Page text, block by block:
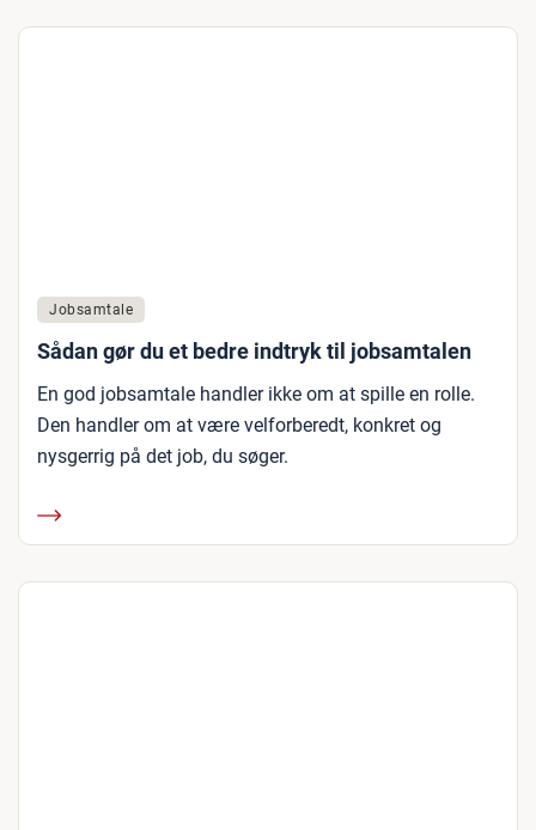
Jobsamtale
Sådan gør du et bedre indtryk til jobsamtalen
En god jobsamtale handler ikke om at spille en rolle.
Den handler om at være velforberedt, konkret og
nysgerrig på det job, du søger.